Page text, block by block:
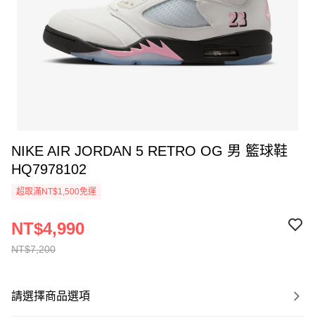
NIKE AIR JORDAN 5 RETRO OG 男 籃球鞋
HQ7978102
超取滿NT$1,500免運
NT$7,200
NT$4,990
請選擇商品選項